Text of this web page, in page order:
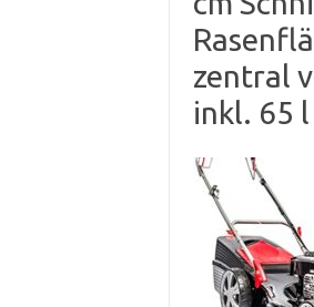
zentral
inkl. 65